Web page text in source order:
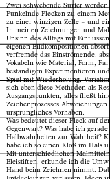
Zwei schwebende Surfer
Funkelnde Flecken zu einem
zu einer winzigen Zelle – und
In meinen Zeichnungen und
Unsinn des Alltags mit
eigenen Bildkompositionen
verfremde das Einströmende,
Vokabeln wie Material, Form,
beständigen Experimentieren
Spiel mit Wiederholung,
sich eben diese Methoden als
Ausgangspunkten, alles fließt
Zeichenprozesses
ursprüngliches Vorhaben.
Was bedeutet dieser Fleck auf
Gegenwart? Was habe ich
Halbwahrheiten zur Wahrheit?
habe ich so einen Kloß im Hals
Mit unterschiedlichen
Bleistiften, erkunde ich die
Hand beim Zeichnen nimmt.